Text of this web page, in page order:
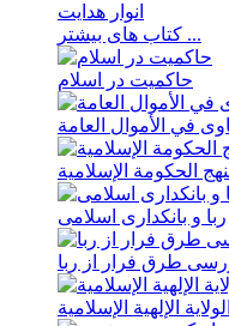
انوار هدايت
کتاب های بیشتر ...
حاکمیت در اسلام
في الأموال العامة
الحکومة الإسلامیة
ربا و بانکداری اسلامی
طرق فرار از ربا
الولایة الإلهیة الإسلامیة